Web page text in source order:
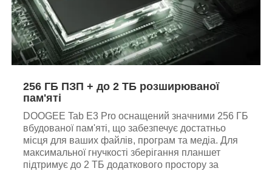
256 ГБ ПЗП + до 2 ТБ розширюваної
пам'яті
DOOGEE Tab E3 Pro оснащений значними 256 ГБ
вбудованої пам'яті, що забезпечує достатньо
місця для ваших файлів, програм та медіа. Для
максимальної гнучкості зберігання планшет
підтримує до 2 ТБ додаткового простору за